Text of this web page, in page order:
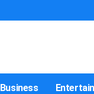
Business